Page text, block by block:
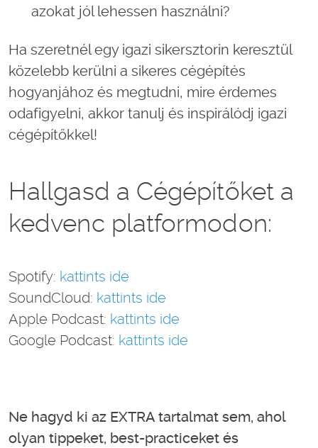
azokat jól lehessen használni?
Ha szeretnél egy igazi sikersztorin keresztül
közelebb kerülni a sikeres cégépítés
hogyanjához és megtudni, mire érdemes
odafigyelni, akkor tanulj és inspirálódj igazi
cégépítőkkel!
Hallgasd a Cégépítőket a
kedvenc platformodon:
Spotify: kattints ide
SoundCloud: kattints ide
Apple Podcast: kattints ide
Google Podcast: kattints ide
Ne hagyd ki az EXTRA tartalmat sem, ahol
olyan tippeket, best-practiceket és